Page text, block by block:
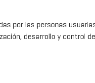
por las personas
desarrollo y control